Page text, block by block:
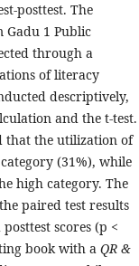
posttest. The
Gadu 1 Public
through a
of literacy
descriptively,
and the t-test.
that the utilization of
(31%), while
high category. The
paired test results
scores (p <
book with a QR &